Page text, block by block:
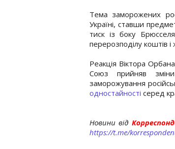
Тема заморожених
Україні, ставши
тиск із боку
перерозподілу коштів
Реакція Віктора
Союз прийняв
заморожування
одностайності серед
Новини від
https://t.me/